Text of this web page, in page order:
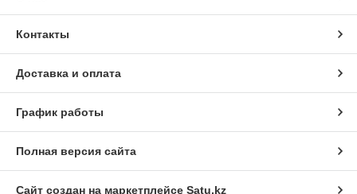
Контакты
Доставка и оплата
График работы
Полная версия сайта
Сайт создан на маркетплейсе Satu.kz